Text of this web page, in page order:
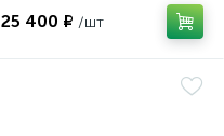
очков
25 400 ₽ /шт